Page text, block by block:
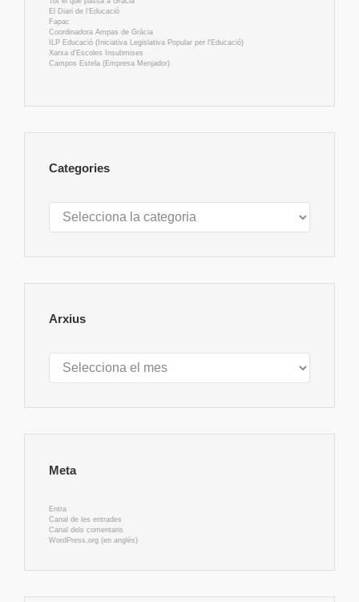
El Diari de l'Educació
Fapac
Coordinadora Ampas de Gràcia
ILP Educació (Iniciativa Legislativa Popular per l'Educació)
Xarxa d'Escoles Insubmises
Campos Estela (Empresa Menjador)
Categories
Categories
Arxius
Arxius
Meta
Entra
Canal de les entrades
Canal dels comentaris
WordPress.org (en anglès)